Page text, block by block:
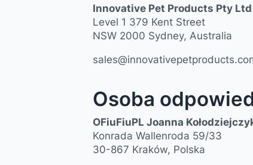
Innovative Pet Products Pty Ltd
Level 1 379 Kent Street
NSW 2000 Sydney, Australia
Osoba
OFiuFiuPL Joanna
Konrada Wallenroda 59/33
30-867 Kraków, Polska